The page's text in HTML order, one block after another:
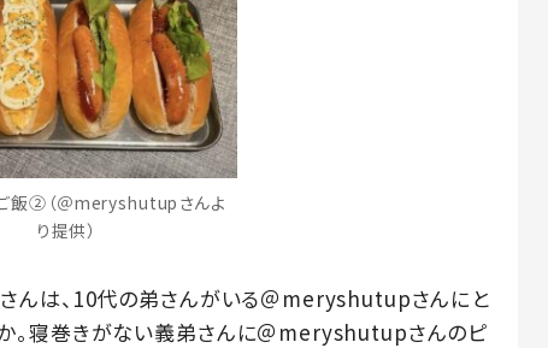
飯②（＠meryshutupさんよ
り提供）
んは、10代の弟さんがいる＠meryshutupさんにと
。寝巻きがない義弟さんに＠meryshutupさんのピ